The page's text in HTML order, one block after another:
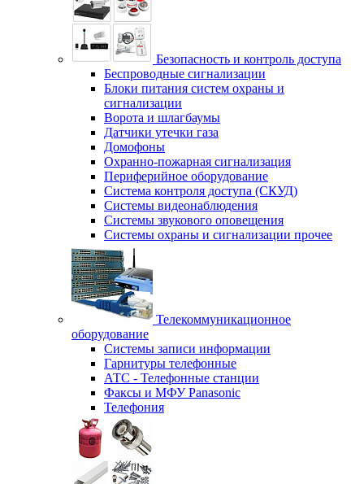
Безопасность и контроль доступа
Беспроводные сигнализации
Блоки питания систем охраны и
сигнализации
Ворота и шлагбаумы
Датчики утечки газа
Домофоны
Охранно-пожарная сигнализация
Периферийное оборудование
Система контроля доступа (СКУД)
Системы видеонаблюдения
Системы звукового оповещения
Системы охраны и сигнализации прочее
Телекоммуникационное
оборудование
Системы записи информации
Гарнитуры телефонные
АТС - Телефонные станции
Факсы и МФУ Panasonic
Телефония